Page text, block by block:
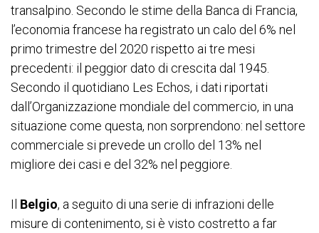
transalpino. Secondo le stime della Banca di Francia,
l’economia francese ha registrato un calo del 6% nel
primo trimestre del 2020 rispetto ai tre mesi
precedenti: il peggior dato di crescita dal 1945.
Secondo il quotidiano Les Echos, i dati riportati
dall’Organizzazione mondiale del commercio, in una
situazione come questa, non sorprendono: nel settore
commerciale si prevede un crollo del 13% nel
migliore dei casi e del 32% nel peggiore.
Il Belgio, a seguito di una serie di infrazioni delle
misure di contenimento, si è visto costretto a far